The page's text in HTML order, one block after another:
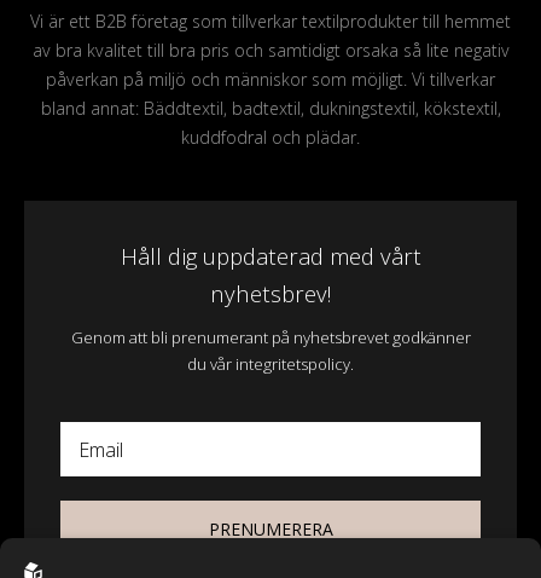
Vi är ett B2B företag som tillverkar textilprodukter till hemmet
av bra kvalitet till bra pris och samtidigt orsaka så lite negativ
påverkan på miljö och människor som möjligt. Vi tillverkar
bland annat: Bäddtextil, badtextil, dukningstextil, kökstextil,
kuddfodral och plädar.
Håll dig uppdaterad med vårt
nyhetsbrev!
Genom att bli prenumerant på nyhetsbrevet godkänner
du vår integritetspolicy.
Email
PRENUMERERA